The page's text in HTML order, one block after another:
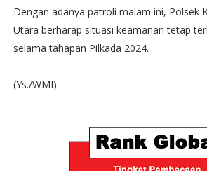
Dengan adanya patroli malam ini, Polsek
Utara berharap situasi keamanan tetap
selama tahapan Pilkada 2024.
(Ys./WMI)